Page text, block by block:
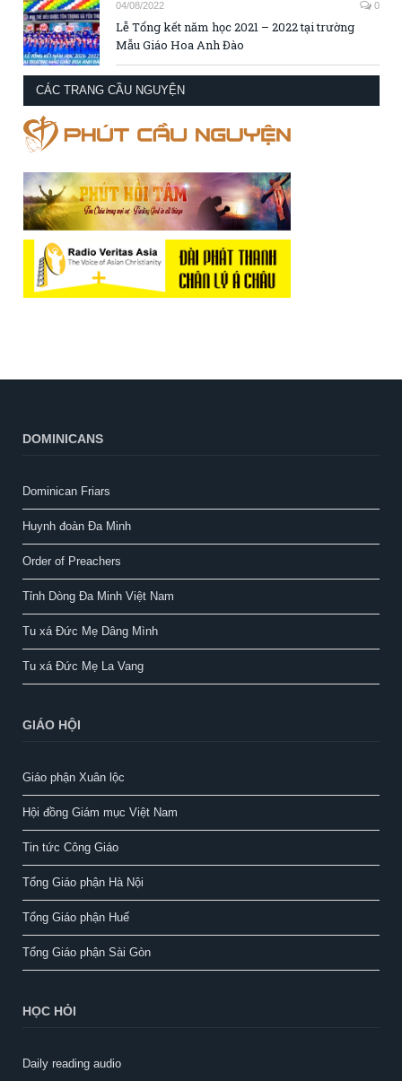
04/08/2022 0
Lễ Tổng kết năm học 2021 – 2022 tại trường
Mẫu Giáo Hoa Anh Đào
CÁC TRANG CẦU NGUYỆN
DOMINICANS
Dominican Friars
Huynh đoàn Đa Minh
Order of Preachers
Tỉnh Dòng Đa Minh Việt Nam
Tu xá Đức Mẹ Dâng Mình
Tu xá Đức Mẹ La Vang
GIÁO HỘI
Giáo phận Xuân lộc
Hội đồng Giám mục Việt Nam
Tin tức Công Giáo
Tổng Giáo phận Hà Nội
Tổng Giáo phận Huế
Tổng Giáo phận Sài Gòn
HỌC HỎI
Daily reading audio